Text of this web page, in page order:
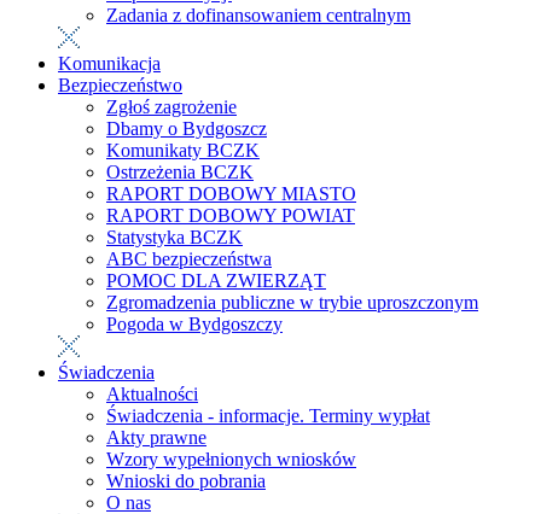
Zadania z dofinansowaniem centralnym
Komunikacja
Bezpieczeństwo
Zgłoś zagrożenie
Dbamy o Bydgoszcz
Komunikaty BCZK
Ostrzeżenia BCZK
RAPORT DOBOWY MIASTO
RAPORT DOBOWY POWIAT
Statystyka BCZK
ABC bezpieczeństwa
POMOC DLA ZWIERZĄT
Zgromadzenia publiczne w trybie uproszczonym
Pogoda w Bydgoszczy
Świadczenia
Aktualności
Świadczenia - informacje. Terminy wypłat
Akty prawne
Wzory wypełnionych wniosków
Wnioski do pobrania
O nas